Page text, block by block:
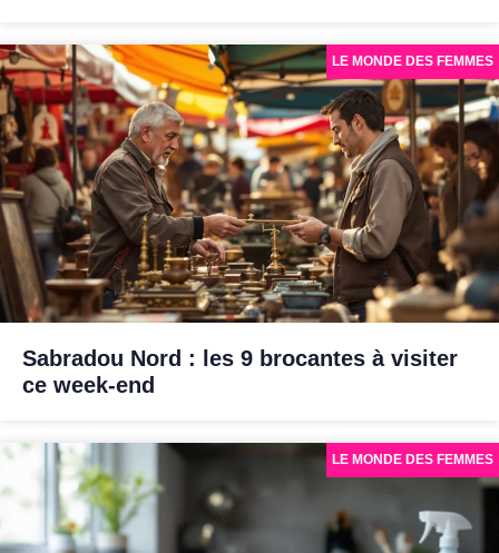
Sabradou Nord : les 9 brocantes à visiter
ce week-end
LE MONDE DES FEMMES
LE MONDE DES FEMMES